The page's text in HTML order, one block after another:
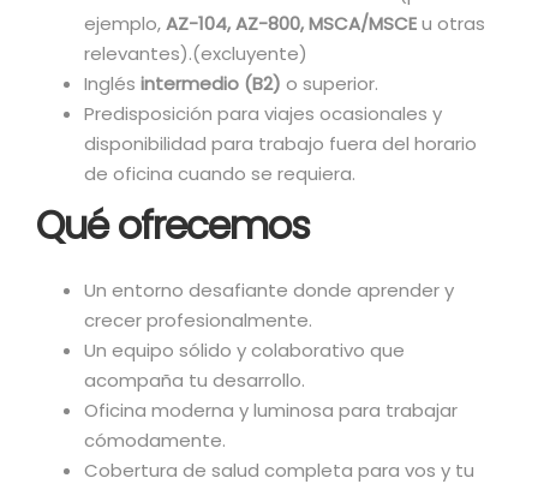
ejemplo,AZ-104, AZ-800, MSCA/MSCEu otras
relevantes).(excluyente)
Inglés intermedio (B2) o superior.
Predisposición para viajes ocasionales y
disponibilidad para trabajo fuera del horario
de oficina cuando se requiera.
Qué ofrecemos
Un entorno desafiante donde aprender y
crecer profesionalmente.
Un equipo sólido y colaborativo que
acompaña tu desarrollo.
Oficina moderna y luminosa para trabajar
cómodamente.
Cobertura de salud completa para vos y tu